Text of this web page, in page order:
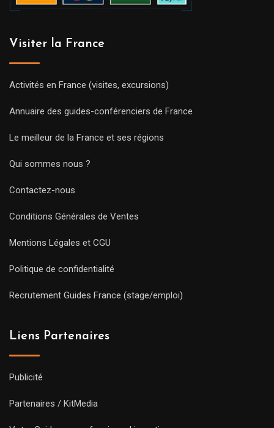
Visiter la France
Activités en France (visites, excursions)
Annuaire des guides-conférenciers de France
Le meilleur de la France et ses régions
Qui sommes nous ?
Contactez-nous
Conditions Générales de Ventes
Mentions Légales et CGU
Politique de confidentialité
Recrutement Guides France (stage/emploi)
Liens Partenaires
Publicité
Partenaires / KitMedia